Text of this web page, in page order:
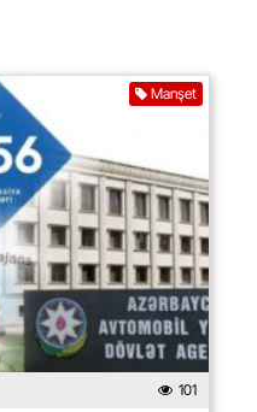
Manşet
101